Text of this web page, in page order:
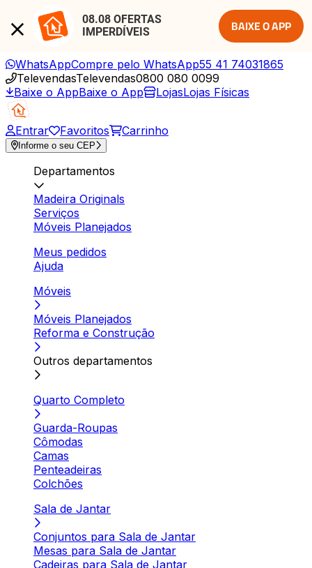
08.08 OFERTAS
IMPERDÍVEIS
BAIXE O APP
WhatsAppCompre pelo WhatsApp55 41 74031865
TelevendasTelevendas0800 080 0099
Baixe o AppBaixe o App LojasLojas Físicas
Entrar Favoritos Carrinho
Informe o seu CEP
Departamentos
Madeira Originals
Serviços
Móveis Planejados
Meus pedidos
Ajuda
Móveis
Móveis Planejados
Reforma e Construção
Outros departamentos
Quarto Completo
Guarda-Roupas
Cômodas
Camas
Penteadeiras
Colchões
Sala de Jantar
Conjuntos para Sala de Jantar
Mesas para Sala de Jantar
Cadeiras para Sala de Jantar